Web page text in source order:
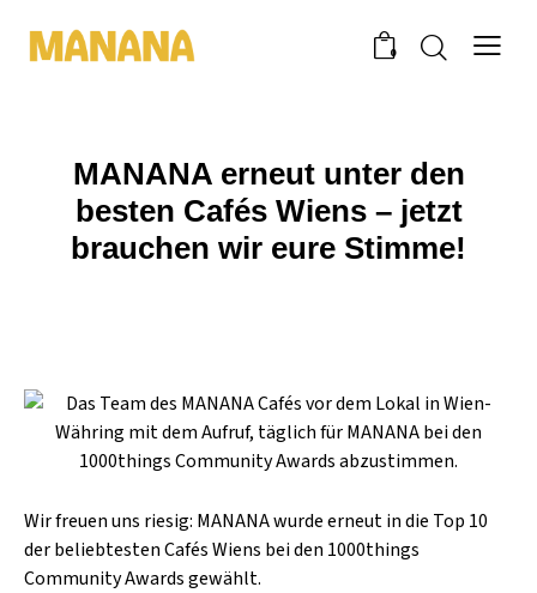
0
MANANA erneut unter den
besten Cafés Wiens – jetzt
brauchen wir eure Stimme!
Wir freuen uns riesig: MANANA wurde erneut in die Top 10
der beliebtesten Cafés Wiens bei den 1000things
Community Awards gewählt.